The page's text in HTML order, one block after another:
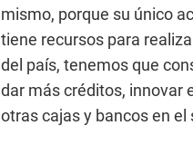
mismo, porque su único
tiene recursos para
del país, tenemos que
dar más créditos, innovar
otras cajas y bancos en